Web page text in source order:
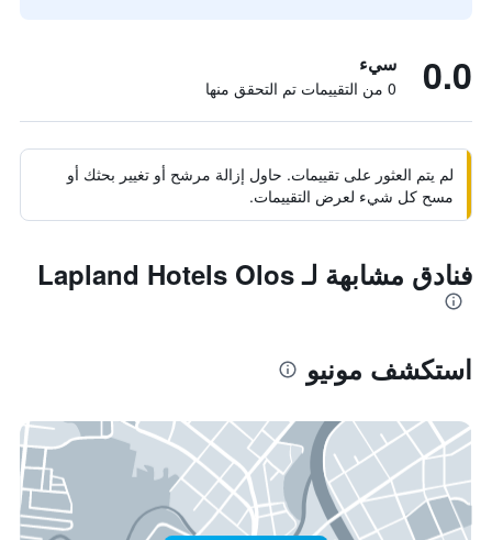
0.0 سيء
0 من التقييمات تم التحقق منها
لم يتم العثور على تقييمات. حاول إزالة مرشح أو تغيير بحثك أو
مسح كل شيء لعرض التقييمات.
فنادق مشابهة لـ Lapland Hotels Olos
استكشف مونيو